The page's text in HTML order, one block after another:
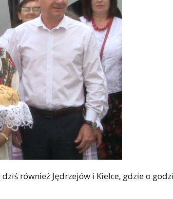
również Jędrzejów i Kielce, gdzie o